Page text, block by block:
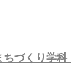
づくり学